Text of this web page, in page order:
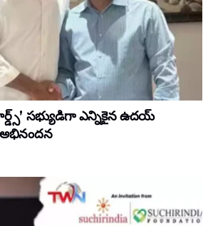
సభ్యుడిగా ఎన్నికైన ఉదయ్